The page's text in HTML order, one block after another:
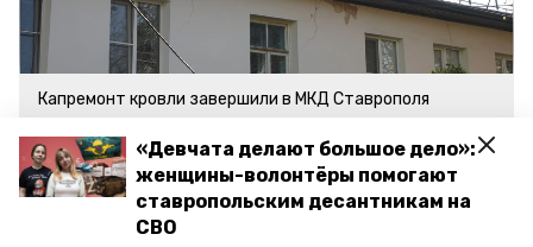
«Девчата делают большое дело»:
женщины-волонтёры помогают
ставропольским десантникам на
СВО
Капремонт кровли завершили в МКД Ставрополя
Как передаёт«Победа26», новая крыша
прослужит не менее 40 лет.